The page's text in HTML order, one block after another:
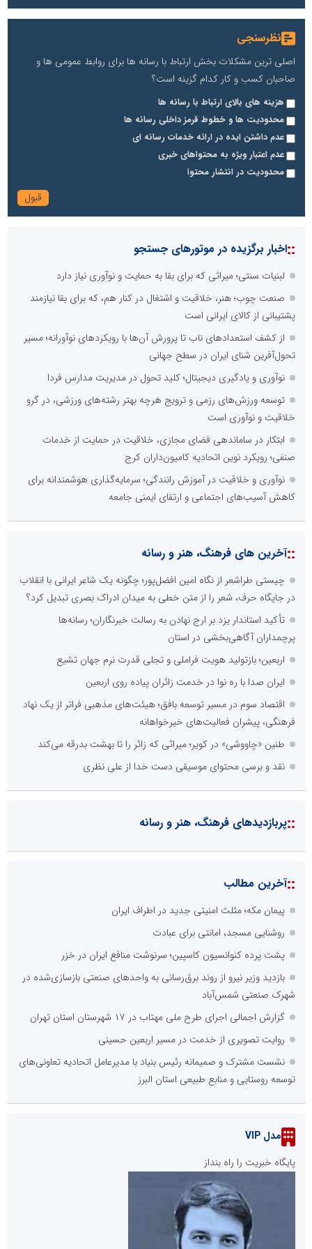
نظرسنجی
اصلی ترین مشکلات بخش ارتباط با رسانه ها برای روابط عمومی ها و
صاحبان کسب و کار کدام گزینه است؟
هزینه های بالای ارتباط با رسانه ها
محدودیت ها و خطوط قرمز داخلی رسانه ها
عدم داشتن ایده در ارائه خدمات رسانه ای
عدم اعتبار ویژه به محتواهای خبری
محدودیت در انتشار محتوا
::اخبار برگزیده در موتورهای جستجو
لبنیات سنتی؛ میراثی که برای بقا به حمایت و نوآوری نیاز دارد
صنعت چوب؛ هنر، خلاقیت و اشتغال در کنار هم، که برای بقا نیازمند
پشتیبانی از کالای ایرانی است
از کشف استعدادهای ناب تا پرورش آن‌ها با رویکردهای نوآورانه؛ مسیر
تحول‌آفرین شنای ایران در سطح جهانی
نوآوری و یادگیری دیجیتال؛ کلید تحول در مدیریت مدارس فردا
توسعه ورزش‌های رزمی و ترویج هرچه بهتر رشته‌های ورزشی، در گرو
خلاقیت و نوآوری است
ابتکار در ساماندهی فضای مجازی، خلاقیت در حمایت از خدمات
صنفی؛ رویکرد نوین اتحادیه کامیون‌داران کرج
نوآوری و خلاقیت در آموزش رانندگی؛ سرمایه‌گذاری هوشمندانه برای
کاهش آسیب‌های اجتماعی و ارتقای ایمنی جامعه
::آخرین های فرهنگ، هنر و رسانه
چیستی طراشعر از نگاه امین افضل‌پور؛ چگونه یک شاعر ایرانی با انقلاب
در جایگاه حرف، شعر را از متن خطی به میدان ادراک بصری تبدیل کرد؟
تأکید استاندار یزد بر ارج نهادن به رسالت خبرنگاران؛ رسانه‌ها
پرچمداران آگاهی‌بخشی در استان
اربعین؛ بازتولید هویت فراملی و تجلی قدرت نرم جهان تشیع
ایران صدا با ره نوا در خدمت زائران پیاده روی اربعین
اقتصاد سوم در مسیر توسعه بافق؛ هیئت‌های مذهبی فراتر از یک نهاد
فرهنگی، پیشران فعالیت‌های خیرخواهانه
طنین «چاووشی» در کویر؛ میراثی که زائر را تا بهشت بدرقه می‌کند
نقد و برسی محتوای موسیقی دست خدا از علی نظری
::پربازدیدهای فرهنگ، هنر و رسانه
::آخرین مطالب
پیمان مکه؛ مثلث امنیتی جدید در اطراف ایران
روشنایی مسجد، امانتی برای عبادت
پشت پرده کنوانسیون کاسپین؛ سرنوشت منافع ایران در خزر
بازدید وزیر نیرو از روند برق‌رسانی به واحدهای صنعتی بازسازی‌شده در
شهرک صنعتی شمس‌آباد
گزارش اجمالی اجرای طرح ملی مهتاب در ۱۷ شهرستان استان تهران
روایت تصویری از خدمت در مسیر اربعین حسینی
نشست مشترک و صمیمانه رئیس بنیاد با مدیرعامل اتحادیه تعاونی‌های
توسعه روستایی و منابع طبیعی استان البرز
مدل VIP
پایگاه خبریت را راه بنداز